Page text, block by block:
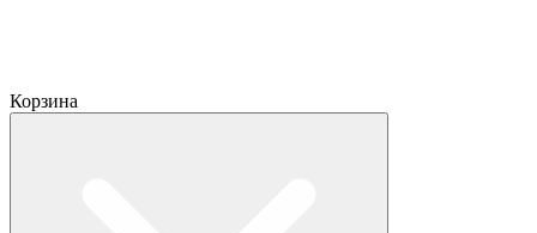
Корзина